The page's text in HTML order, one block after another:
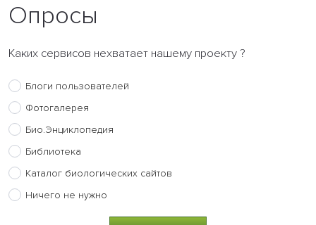
Опросы
Каких сервисов нехватает нашему проекту ?
Блоги пользователей
Фотогалерея
Био.Энциклопедия
Библиотека
Каталог биологических сайтов
Ничего не нужно